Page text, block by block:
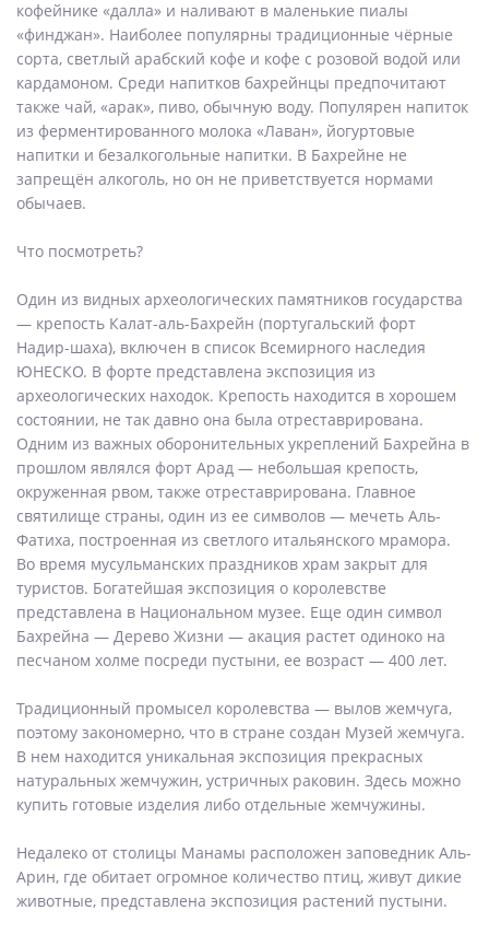
кофейнике «далла» и наливают в маленькие пиалы
«финджан». Наиболее популярны традиционные чёрные
сорта, светлый арабский кофе и кофе с розовой водой или
кардамоном. Среди напитков бахрейнцы предпочитают
также чай, «арак», пиво, обычную воду. Популярен напиток
из ферментированного молока «Лаван», йогуртовые
напитки и безалкогольные напитки. В Бахрейне не
запрещён алкоголь, но он не приветствуется нормами
обычаев.
Что посмотреть?
Один из видных археологических памятников государства
— крепость Калат-аль-Бахрейн (португальский форт
Надир-шаха), включен в список Всемирного наследия
ЮНЕСКО. В форте представлена экспозиция из
археологических находок. Крепость находится в хорошем
состоянии, не так давно она была отреставрирована.
Одним из важных оборонительных укреплений Бахрейна в
прошлом являлся форт Арад — небольшая крепость,
окруженная рвом, также отреставрирована. Главное
святилище страны, один из ее символов — мечеть Аль-
Фатиха, построенная из светлого итальянского мрамора.
Во время мусульманских праздников храм закрыт для
туристов. Богатейшая экспозиция о королевстве
представлена в Национальном музее. Еще один символ
Бахрейна — Дерево Жизни — акация растет одиноко на
песчаном холме посреди пустыни, ее возраст — 400 лет.
Традиционный промысел королевства — вылов жемчуга,
поэтому закономерно, что в стране создан Музей жемчуга.
В нем находится уникальная экспозиция прекрасных
натуральных жемчужин, устричных раковин. Здесь можно
купить готовые изделия либо отдельные жемчужины.
Недалеко от столицы Манамы расположен заповедник Аль-
Арин, где обитает огромное количество птиц, живут дикие
животные, представлена экспозиция растений пустыни.